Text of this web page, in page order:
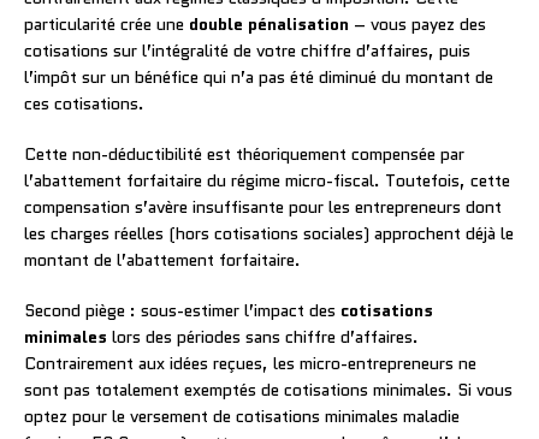
particularité crée une double pénalisation – vous payez des
cotisations sur l’intégralité de votre chiffre d’affaires, puis
l’impôt sur un bénéfice qui n’a pas été diminué du montant de
ces cotisations.
Cette non-déductibilité est théoriquement compensée par
l’abattement forfaitaire du régime micro-fiscal. Toutefois, cette
compensation s’avère insuffisante pour les entrepreneurs dont
les charges réelles (hors cotisations sociales) approchent déjà le
montant de l’abattement forfaitaire.
Second piège : sous-estimer l’impact des cotisations
minimales lors des périodes sans chiffre d’affaires.
Contrairement aux idées reçues, les micro-entrepreneurs ne
sont pas totalement exemptés de cotisations minimales. Si vous
optez pour le versement de cotisations minimales maladie